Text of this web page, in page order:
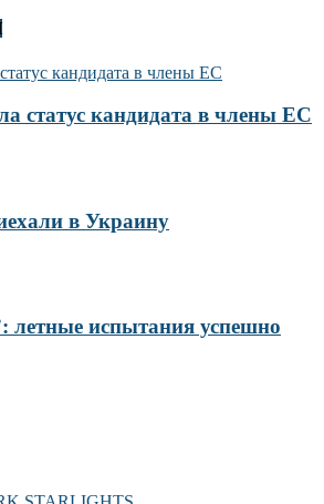
статус кандидата в члены ЕС
в Украину
летные испытания успешно